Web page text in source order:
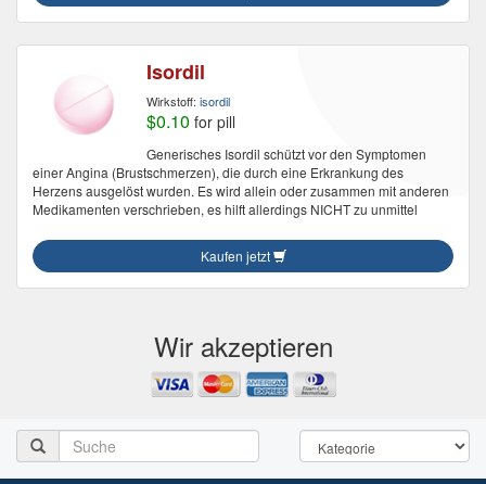
Isordil
Wirkstoff: isordil
$0.10 for pill
Generisches Isordil schützt vor den Symptomen
einer Angina (Brustschmerzen), die durch eine Erkrankung des
Herzens ausgelöst wurden. Es wird allein oder zusammen mit anderen
Medikamenten verschrieben, es hilft allerdings NICHT zu unmittel
Kaufen jetzt
Wir akzeptieren